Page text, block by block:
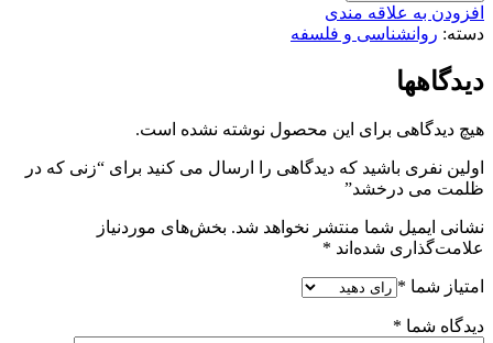
افزودن به علاقه مندی
دسته: روانشناسی و فلسفه
دیدگاهها
هیچ دیدگاهی برای این محصول نوشته نشده است.
اولین نفری باشید که دیدگاهی را ارسال می کنید برای “زنی که در
ظلمت می درخشد”
نشانی ایمیل شما منتشر نخواهد شد. بخش‌های موردنیاز
علامت‌گذاری شده‌اند *
امتیاز شما *
دیدگاه شما *